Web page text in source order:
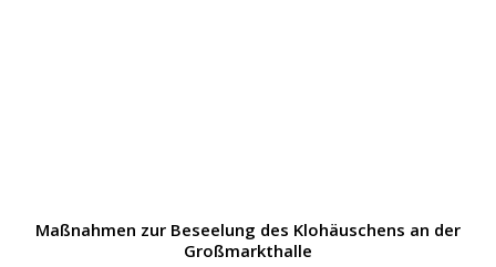
Maßnahmen zur Beseelung des Klohäuschens an der
Großmarkthalle